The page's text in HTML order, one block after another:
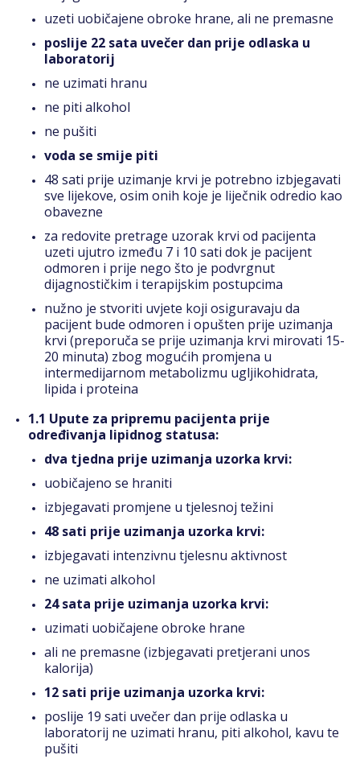
uzeti uobičajene obroke hrane, ali ne premasne
poslije 22 sata uvečer dan prije odlaska u
laboratorij
ne uzimati hranu
ne piti alkohol
ne pušiti
voda se smije piti
48 sati prije uzimanje krvi je potrebno izbjegavati
sve lijekove, osim onih koje je liječnik odredio kao
obavezne
za redovite pretrage uzorak krvi od pacijenta
uzeti ujutro između 7 i 10 sati dok je pacijent
odmoren i prije nego što je podvrgnut
dijagnostičkim i terapijskim postupcima
nužno je stvoriti uvjete koji osiguravaju da
pacijent bude odmoren i opušten prije uzimanja
krvi (preporuča se prije uzimanja krvi mirovati 15-
20 minuta) zbog mogućih promjena u
intermedijarnom metabolizmu ugljikohidrata,
lipida i proteina
1.1 Upute za pripremu pacijenta prije
određivanja lipidnog statusa:
dva tjedna prije uzimanja uzorka krvi:
uobičajeno se hraniti
izbjegavati promjene u tjelesnoj težini
48 sati prije uzimanja uzorka krvi:
izbjegavati intenzivnu tjelesnu aktivnost
ne uzimati alkohol
24 sata prije uzimanja uzorka krvi:
uzimati uobičajene obroke hrane
ali ne premasne (izbjegavati pretjerani unos
kalorija)
12 sati prije uzimanja uzorka krvi:
poslije 19 sati uvečer dan prije odlaska u
laboratorij ne uzimati hranu, piti alkohol, kavu te
pušiti